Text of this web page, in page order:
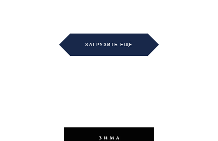
ЗАГРУЗИТЬ ЕЩЁ